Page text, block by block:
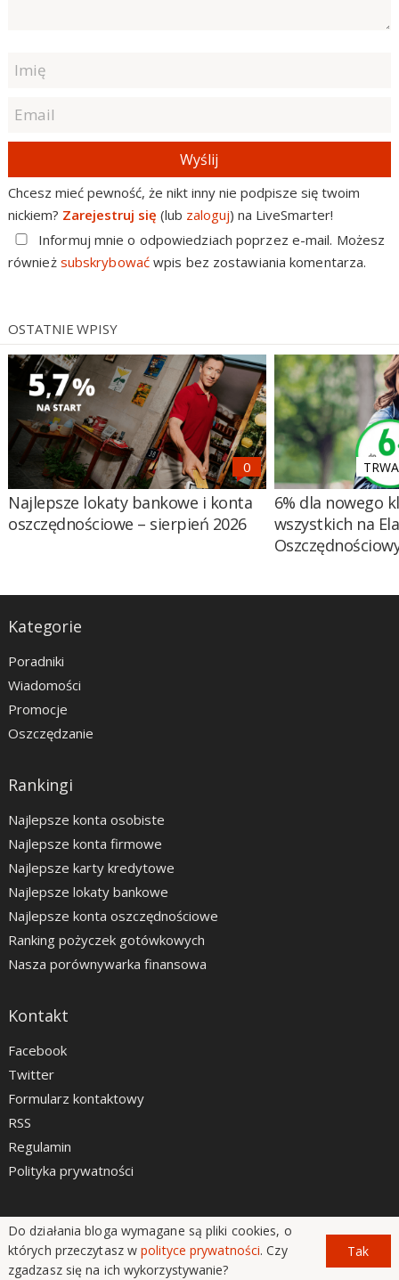
Wyślij
Chcesz mieć pewność, że nikt inny nie podpisze się twoim
nickiem? Zarejestruj się (lub zaloguj) na LiveSmarter!
Informuj mnie o odpowiedziach poprzez e-mail. Możesz
również subskrybowaćwpis bez zostawiania komentarza.
OSTATNIE WPISY
Najlepsze lokaty bankowe i konta
oszczędnościowe – sierpień 2026
6% dla nowego
wszystkich na
Kategorie
Poradniki
Wiadomości
Promocje
Oszczędzanie
Rankingi
Najlepsze konta osobiste
Najlepsze konta firmowe
Najlepsze karty kredytowe
Najlepsze lokaty bankowe
Najlepsze konta oszczędnościowe
Ranking pożyczek gotówkowych
Nasza porównywarka finansowa
Kontakt
Facebook
Twitter
Formularz kontaktowy
RSS
Regulamin
Polityka prywatności
LiveSmarter.pl © 2012 - 2026
Do działania bloga wymagane są pliki cookies, o
których przeczytasz wpolityce prywatności. Czy
zgadzasz się na ich wykorzystywanie?
Tak